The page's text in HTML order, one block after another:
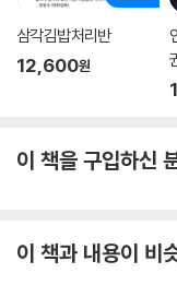
삼각김밥처리반
12,600원
이 책을 구입하신
이 책과 내용이 비